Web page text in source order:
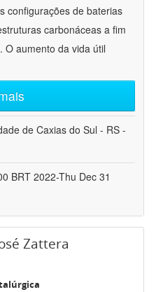
configurações de baterias
carbonáceas a fim
O aumento da vida útil
de Caxias do Sul - RS -
BRT 2022-Thu Dec 31
Zattera